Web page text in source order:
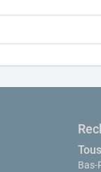
Bas-